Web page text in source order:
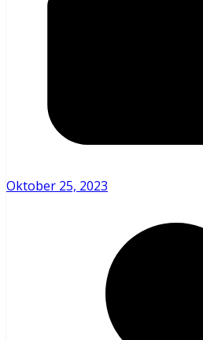
Oktober 25, 2023